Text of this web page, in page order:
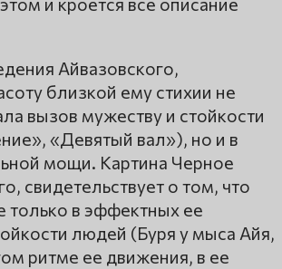
Айвазовского,
близкой ему стихии не
вызов мужеству и стойкости
«Девятый вал»), но и в
мощи. Картина Черное
свидетельствует о том, что
только в эффектных ее
людей (Буря у мыса Айя,
ритме ее движения, в ее